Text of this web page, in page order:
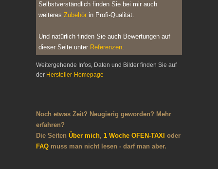
Selbstverständlich finden Sie bei mir auch
weiteres Zubehör in Profi-Qualität.
Und natürlich finden Sie auch Bewertungen auf
dieser Seite unter Referenzen.
Weitergehende Infos, Daten und Bilder finden Sie auf
der Hersteller-Homepage
Noch etwas Zeit? Neugierig geworden? Mehr
erfahren?
Die Seiten Über mich, 1 Woche OFEN-TAXI oder
FAQ muss man nicht lesen - darf man aber.